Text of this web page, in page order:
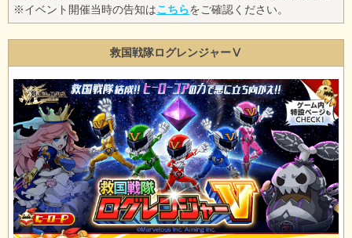
※イベント開催当時の告知はこちらをご確認ください。
救国戦隊ログレンジャーⅤ